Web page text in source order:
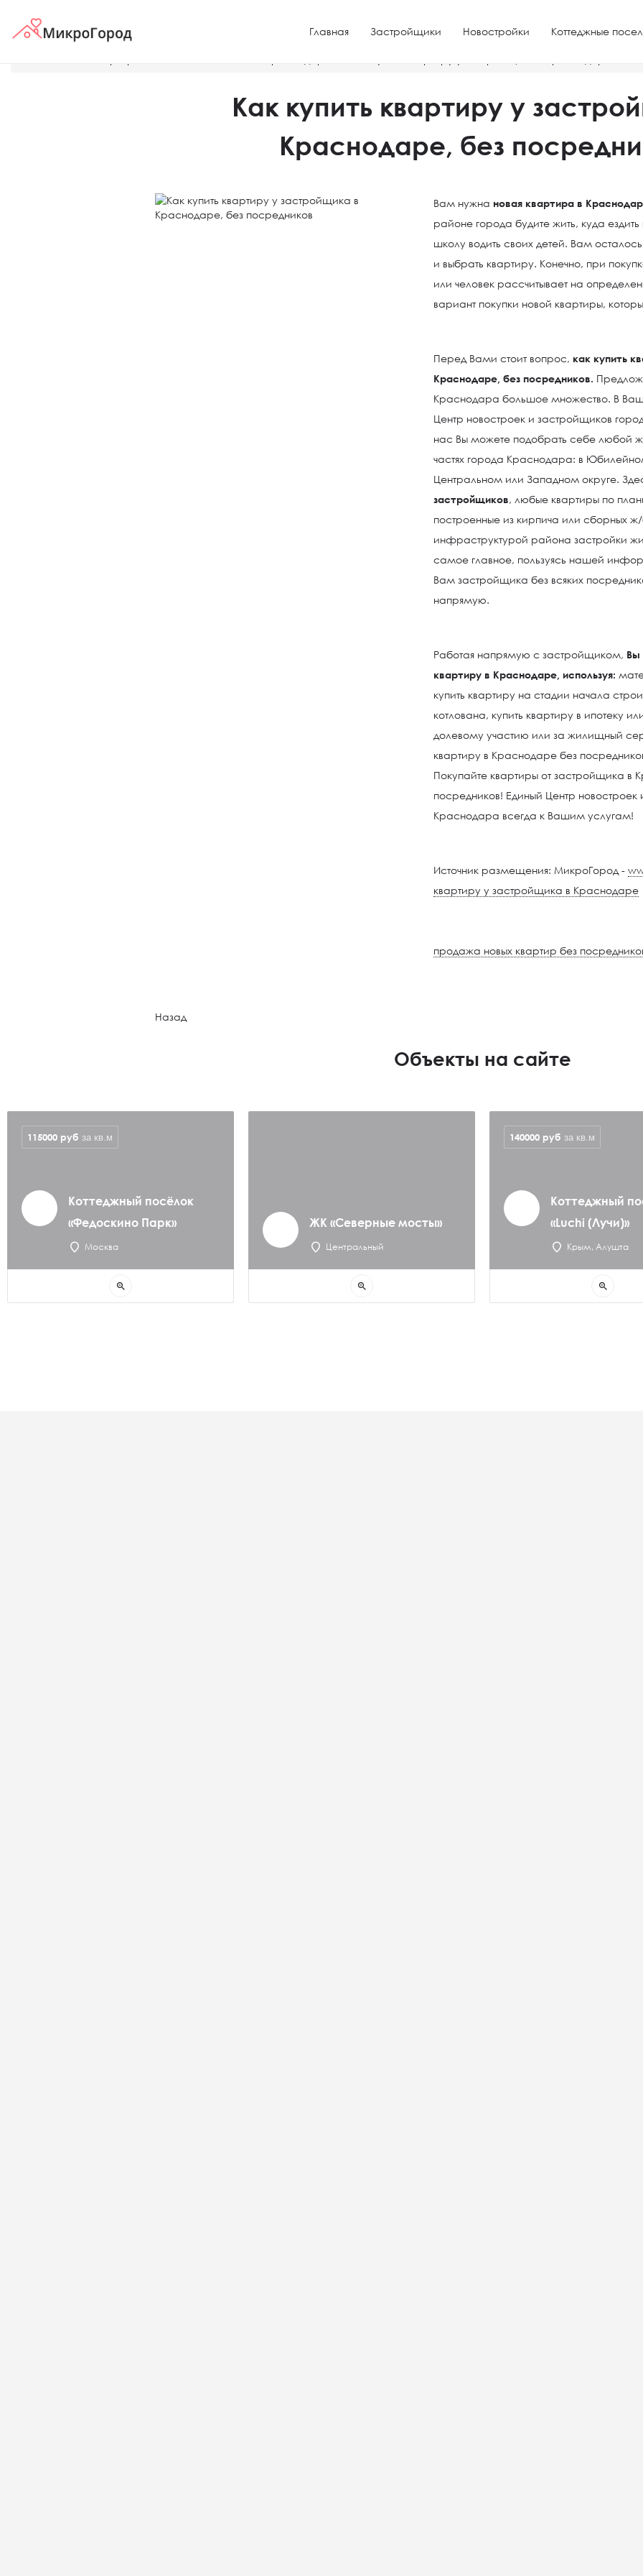
Главная Застройщики Новостройки Коттеджные
Как купить квартиру у
Краснодаре, без
Вам нужна новая квартира в
районе города будите жить, куда
школу водить своих детей. Вам
и выбрать квартиру. Конечно, при
или человек рассчитывает на
вариант покупки новой квартиры,
Перед Вами стоит вопрос, как купить
Краснодаре, без посредников.
Краснодара большое множество. В
Центр новостроек и застройщиков
нас Вы можете подобрать себе любой
частях города Краснодара: в
Центральном или Западном округе.
застройщиков, любые квартиры по
построенные из кирпича или сборных
инфраструктурой района застройки
самое главное, пользуясь нашей
Вам застройщика без всяких
напрямую.
Работая напрямую с застройщиком, Вы
квартиру в Краснодаре, используя:
купить квартиру на стадии начала
котлована, купить квартиру в ипотеку
долевому участию или за жилищный
квартиру в Краснодаре без
Покупайте квартиры от застройщика в
посредников! Единый Центр
Краснодара всегда к Вашим услугам!
Источник размещения: МикроГород -
квартиру у застройщика в Краснодаре
продажа новых квартир без
Назад
Объекты на сайте
Коттеджный посёлок
«Федоскино Парк»
Москва
115000 руб за кв.м
zoom_in
ЖК «Северные мосты»
Центральный
zoom_in
Коттеджный
«Luchi (Лучи)»
Крым, Алушта
140000 руб за кв.м
zoom_in